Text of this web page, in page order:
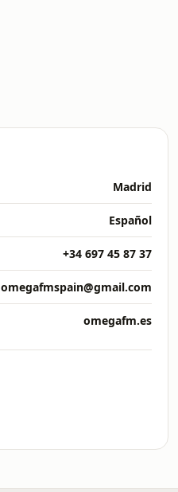
Madrid
Español
+34 697 45 87 37
omegafmspain@gmail.com
omegafm.es